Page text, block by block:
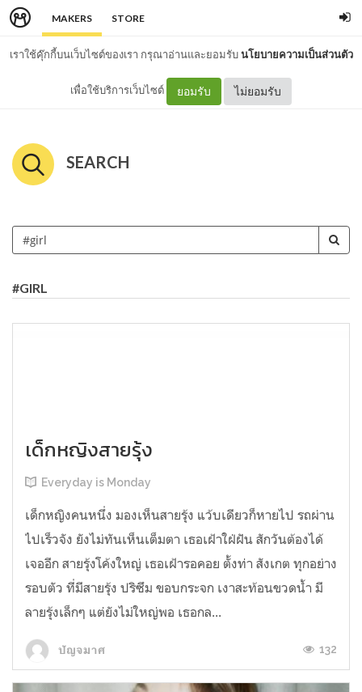
MAKERS STORE
เราใช้คุ๊กกี้บนเว็บไซต์ของเรา กรุณาอ่านและยอมรับนโยบายความเป็นส่วนตัว
เพื่อใช้บริการเว็บไซต์ ยอมรับ ไม่ยอมรับ
SEARCH
#GIRL
เด็กหญิงสายรุ้ง
Everyday is Monday
เด็กหญิงคนหนึ่ง มองเห็นสายรุ้ง แว้บเดียวก็หายไป รถผ่าน
ไปเร็วจัง ยังไม่ทันเห็นเต็มตา เธอเฝ้าใฝ่ฝัน สักวันต้องได้
เจออีก สายรุ้งโค้งใหญ่ เธอเฝ้ารอคอย ตั้งท่า สังเกต ทุกอย่าง
รอบตัว ที่มีสายรุ้ง ปริซึม ขอบกระจก เงาสะท้อนขวดน้ำ มี
ลายรุ้งเล็กๆ แต่ยังไม่ใหญ่พอ เธอกล...
ปัญจมาศ 132